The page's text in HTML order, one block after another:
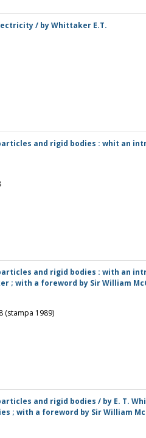
/ by Whittaker E.T.
and rigid bodies : whit an
and rigid bodies : with an
; with a foreword by Sir William
(stampa 1989)
and rigid bodies / by E. T.
; with a foreword by Sir William